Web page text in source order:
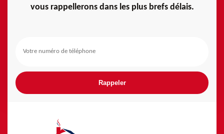
vous rappellerons dans les plus brefs délais.